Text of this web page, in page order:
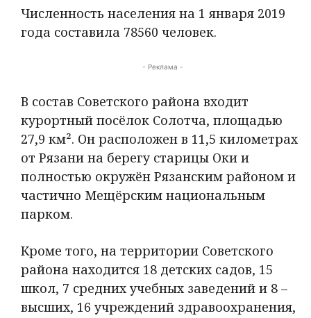
Численность населения на 1 января 2019
года составила 78560 человек.
- Реклама -
В состав Советского района входит
курортный посёлок Солотча, площадью
27,9 км². Он расположен в 11,5 километрах
от Рязани на берегу старицы Оки и
полностью окружён Рязанским районом и
частично Мещёрским национальным
парком.
Кроме того, на территории Советского
района находится 18 детских садов, 15
школ, 7 средних учебных заведений и 8 –
высших, 16 учреждений здравоохранения,